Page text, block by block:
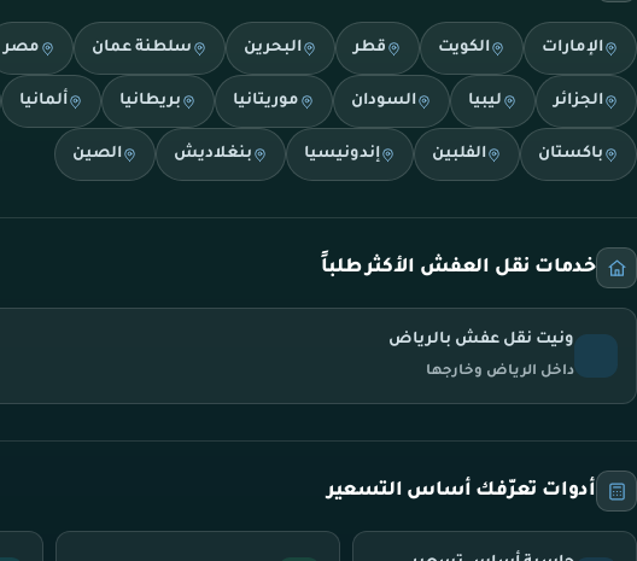
الإمارات الكويت قطر البحرين سلطنة عمان مصر
الجزائر ليبيا السودان موريتانيا بريطانيا ألمانيا
باكستان الفلبين إندونيسيا بنغلاديش الصين
خدمات نقل العفش الأكثر طلباً
ونيت نقل عفش بالرياض
داخل الرياض وخارجها
أدوات تعرّفك أساس التسعير